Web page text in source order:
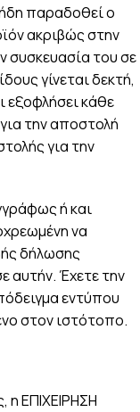
ήδη παραδοθεί ο
ακριβώς στην
συσκευασία του σε
γίνεται δεκτή,
κάθε
την αποστολή
για την
ή και
να
δήλωσης
αυτήν. Έχετε την
εντύπου
στον ιστότοπο.
ΕΠΙΧΕΙΡΗΣΗ